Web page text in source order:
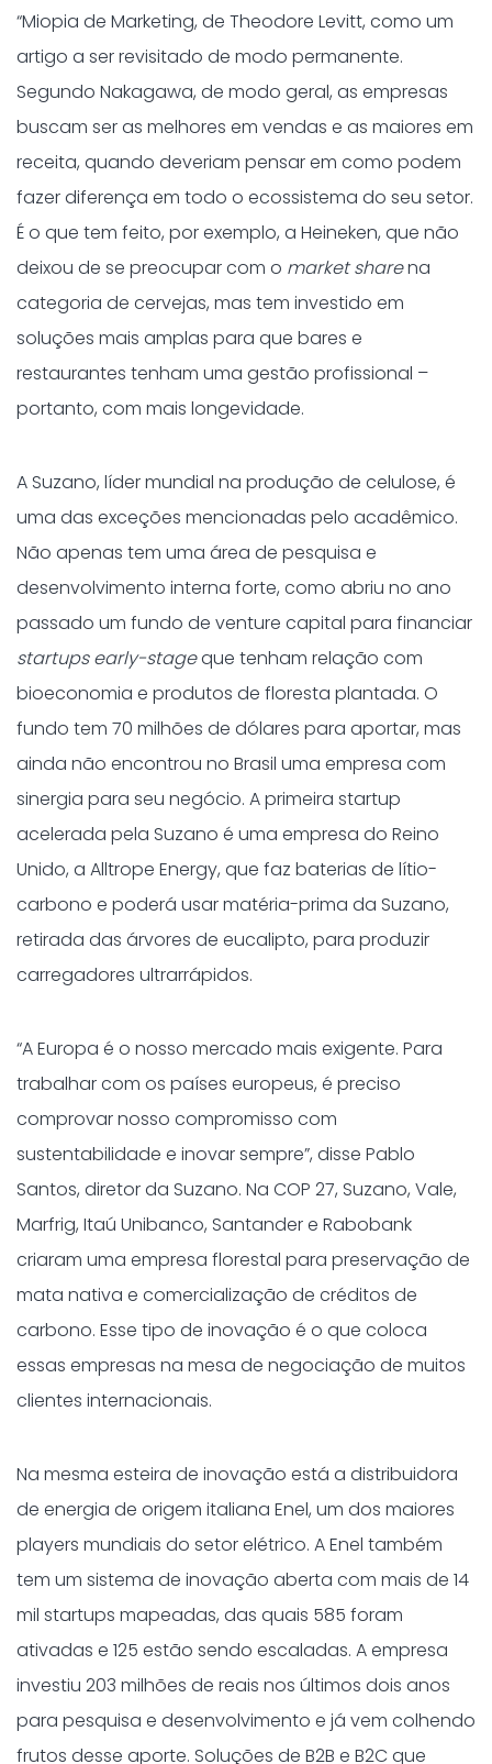
“Miopia de Marketing, de Theodore Levitt, como um
artigo a ser revisitado de modo permanente.
Segundo Nakagawa, de modo geral, as empresas
buscam ser as melhores em vendas e as maiores em
receita, quando deveriam pensar em como podem
fazer diferença em todo o ecossistema do seu setor.
É o que tem feito, por exemplo, a Heineken, que não
deixou de se preocupar com o market sharena
categoria de cervejas, mas tem investido em
soluções mais amplas para que bares e
restaurantes tenham uma gestão profissional –
portanto, com mais longevidade.
A Suzano, líder mundial na produção de celulose, é
uma das exceções mencionadas pelo acadêmico.
Não apenas tem uma área de pesquisa e
desenvolvimento interna forte, como abriu no ano
passado um fundo de venture capital para financiar
startups early-stageque tenham relação com
bioeconomia e produtos de floresta plantada. O
fundo tem 70 milhões de dólares para aportar, mas
ainda não encontrou no Brasil uma empresa com
sinergia para seu negócio. A primeira startup
acelerada pela Suzano é uma empresa do Reino
Unido, a Alltrope Energy, que faz baterias de lítio-
carbono e poderá usar matéria-prima da Suzano,
retirada das árvores de eucalipto, para produzir
carregadores ultrarrápidos.
“A Europa é o nosso mercado mais exigente. Para
trabalhar com os países europeus, é preciso
comprovar nosso compromisso com
sustentabilidade e inovar sempre”, disse Pablo
Santos, diretor da Suzano. Na COP 27, Suzano, Vale,
Marfrig, Itaú Unibanco, Santander e Rabobank
criaram uma empresa florestal para preservação de
mata nativa e comercialização de créditos de
carbono. Esse tipo de inovação é o que coloca
essas empresas na mesa de negociação de muitos
clientes internacionais.
Na mesma esteira de inovação está a distribuidora
de energia de origem italiana Enel, um dos maiores
players mundiais do setor elétrico. A Enel também
tem um sistema de inovação aberta com mais de 14
mil startups mapeadas, das quais 585 foram
ativadas e 125 estão sendo escaladas. A empresa
investiu 203 milhões de reais nos últimos dois anos
para pesquisa e desenvolvimento e já vem colhendo
frutos desse aporte. Soluções de B2B e B2C que